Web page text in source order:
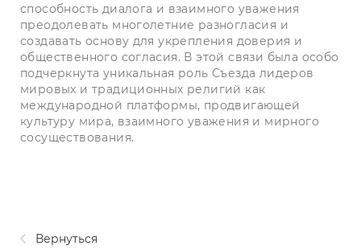
способность диалога и взаимного уважения
преодолевать многолетние разногласия и
создавать основу для укрепления доверия и
общественного согласия. В этой связи была особо
подчеркнута уникальная роль Съезда лидеров
мировых и традиционных религий как
международной платформы, продвигающей
культуру мира, взаимного уважения и мирного
сосуществования.
Вернуться